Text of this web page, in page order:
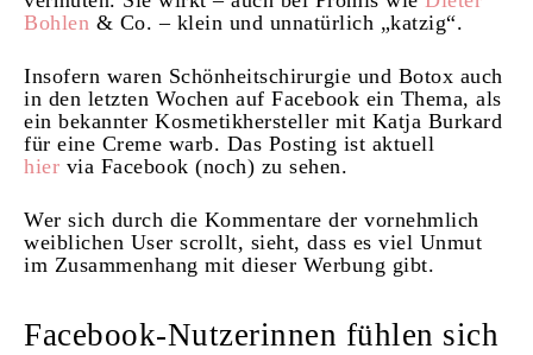
Bohlen & Co. – klein und unnatürlich „katzig“.
Insofern waren Schönheitschirurgie und Botox auch
in den letzten Wochen auf Facebook ein Thema, als
ein bekannter Kosmetikhersteller mit Katja Burkard
für eine Creme warb. Das Posting ist aktuell
hier via Facebook (noch) zu sehen.
Wer sich durch die Kommentare der vornehmlich
weiblichen User scrollt, sieht, dass es viel Unmut
im Zusammenhang mit dieser Werbung gibt.
Facebook-Nutzerinnen fühlen sich